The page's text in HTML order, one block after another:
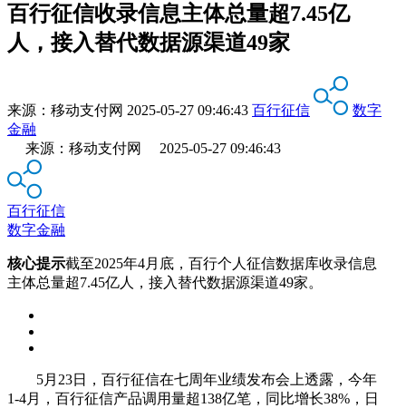
百行征信收录信息主体总量超7.45亿
人，接入替代数据源渠道49家
来源： 移动支付网 2025-05-27 09:46:43 百行征信
数字
金融
来源：移动支付网 2025-05-27 09:46:43
百行征信
数字金融
核心提示截至2025年4月底，百行个人征信数据库收录信息
主体总量超7.45亿人，接入替代数据源渠道49家。
5月23日，百行征信在七周年业绩发布会上透露，今年
1-4月，百行征信产品调用量超138亿笔，同比增长38%，日